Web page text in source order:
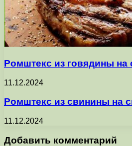
Ромштекс из говядины на
11.12.2024
Ромштекс из свинины на
11.12.2024
Добавить комментарий